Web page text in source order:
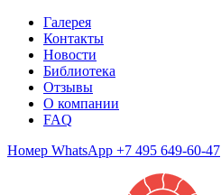
Галерея
Контакты
Новости
Библиотека
Отзывы
О компании
FAQ
Номер WhatsApp +7 495 649-60-47